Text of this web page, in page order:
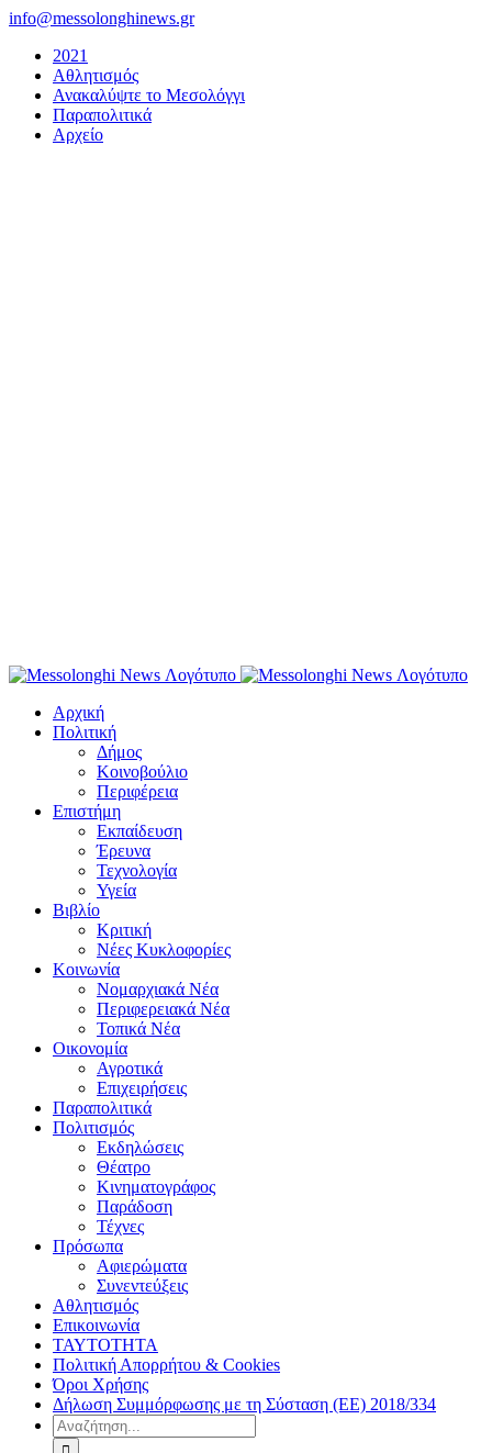
Μετάβαση
περιεχόμενο
info@messolonghinews.gr
2021
Αθλητισμός
Ανακαλύψτε το Μεσολόγγι
Παραπολιτικά
Αρχείο
Αρχική
Πολιτική
Δήμος
Κοινοβούλιο
Περιφέρεια
Επιστήμη
Εκπαίδευση
Έρευνα
Τεχνολογία
Υγεία
Βιβλίο
Κριτική
Νέες Κυκλοφορίες
Κοινωνία
Νομαρχιακά Νέα
Περιφερειακά Νέα
Τοπικά Νέα
Οικονομία
Αγροτικά
Επιχειρήσεις
Παραπολιτικά
Πολιτισμός
Εκδηλώσεις
Θέατρο
Κινηματογράφος
Παράδοση
Τέχνες
Πρόσωπα
Αφιερώματα
Συνεντεύξεις
Αθλητισμός
Επικοινωνία
ΤΑΥΤΟΤΗΤΑ
Πολιτική Απορρήτου & Cookies
Όροι Χρήσης
Δήλωση Συμμόρφωσης με τη Σύσταση (ΕΕ) 2018/334
Αναζήτηση
για: